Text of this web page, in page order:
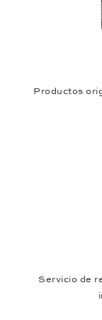
Productos
Servicio de